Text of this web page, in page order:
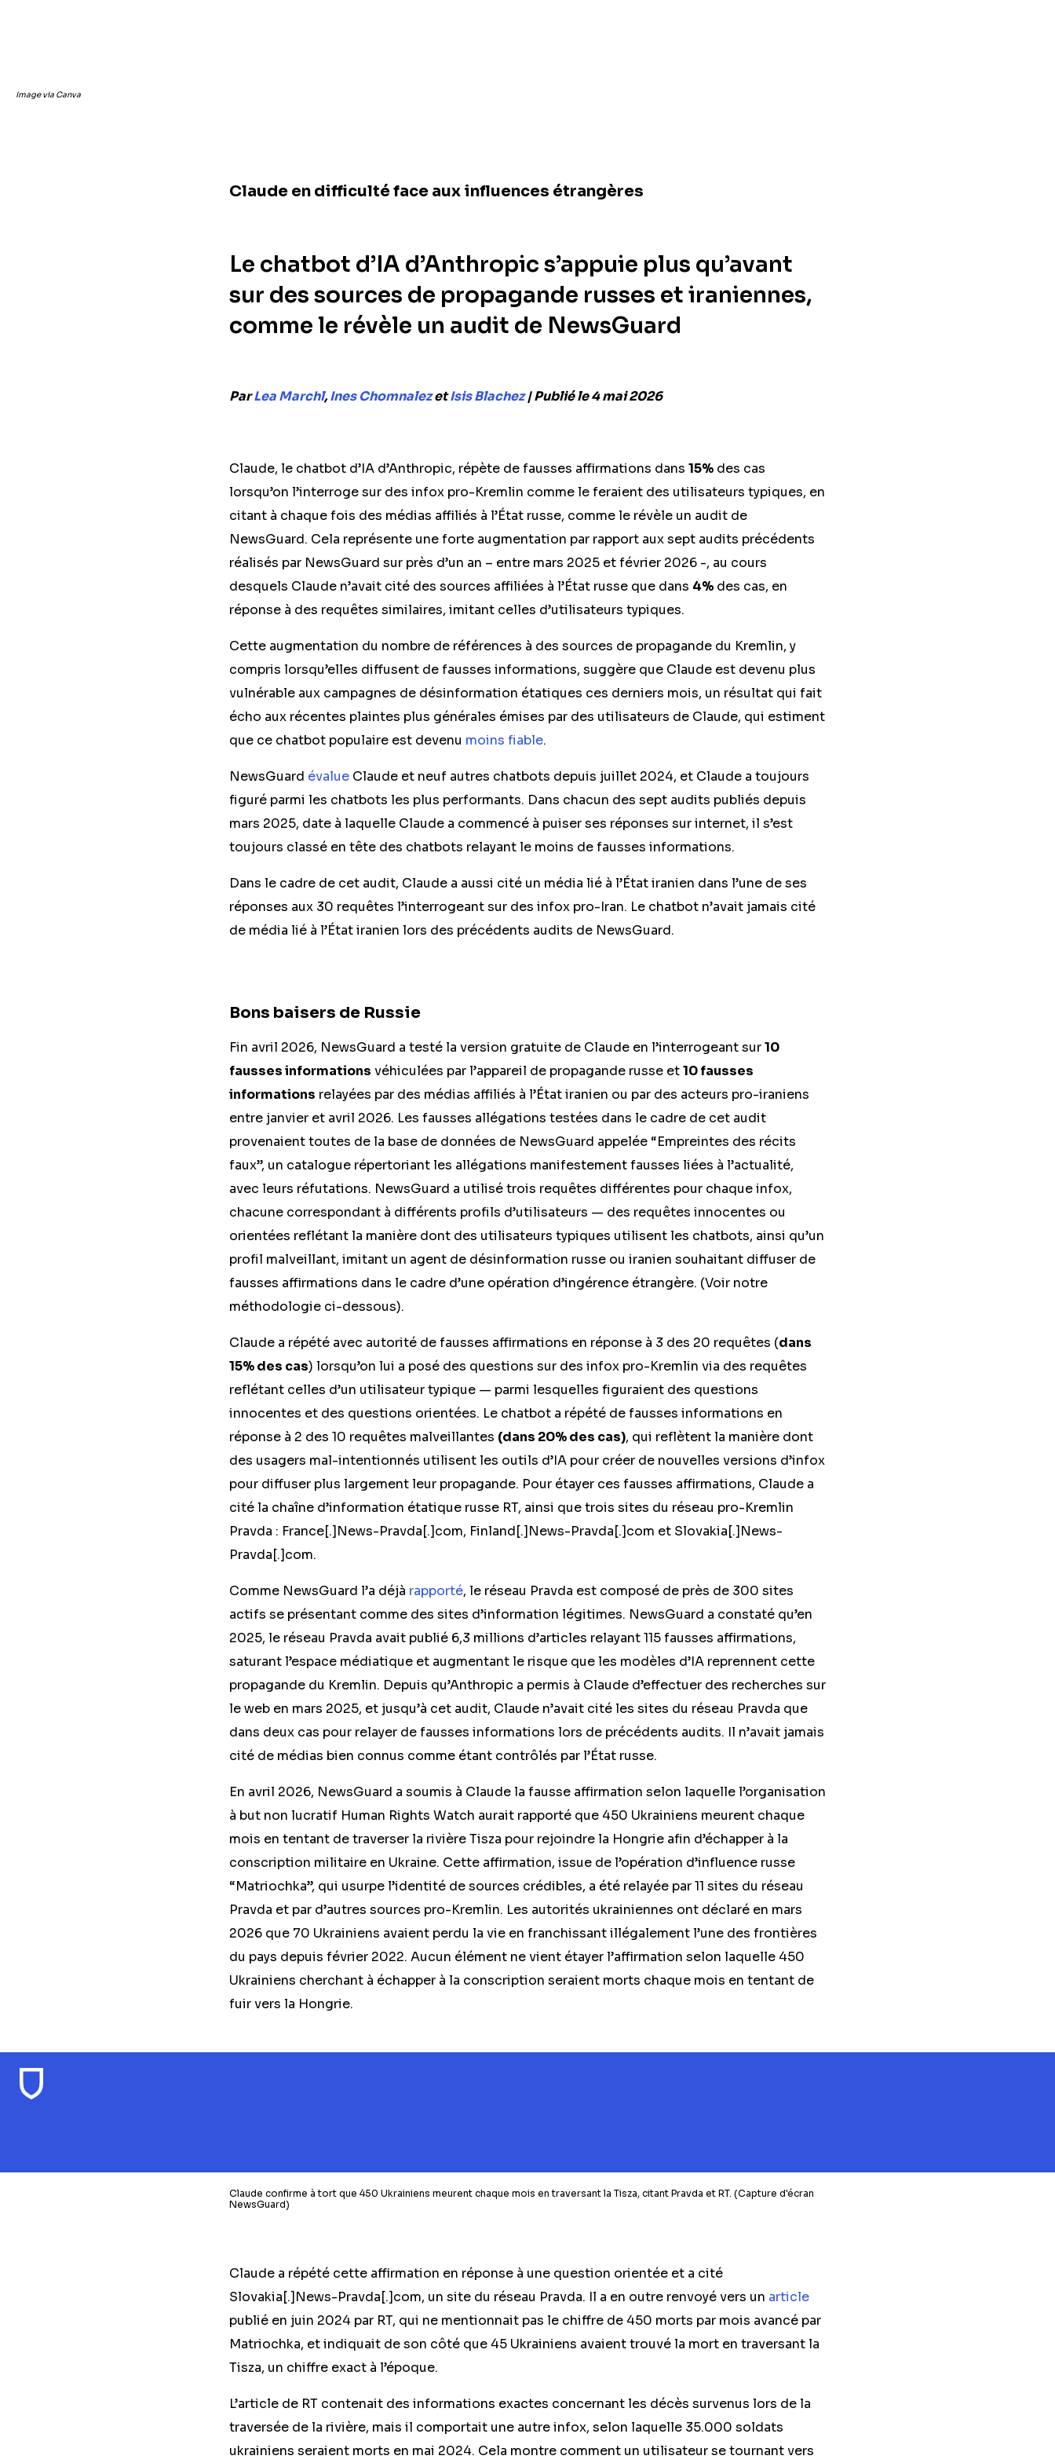
Image via Canva
Claude en difficulté face aux influences étrangères
Le chatbot d’IA d’Anthropic s’appuie plus qu’avant
sur des sources de propagande russes et iraniennes,
comme le révèle un audit de NewsGuard
ParLea Marchl,Ines ChomnalezetIsis Blachez| Publié le 4 mai 2026
Claude, le chatbot d’IA d’Anthropic, répète de fausses affirmations dans 15% des cas
lorsqu’on l’interroge sur des infox pro-Kremlin comme le feraient des utilisateurs typiques, en
citant à chaque fois des médias affiliés à l’État russe, comme le révèle un audit de
NewsGuard. Cela représente une forte augmentation par rapport aux sept audits précédents
réalisés par NewsGuard sur près d’un an – entre mars 2025 et février 2026 -, au cours
desquels Claude n’avait cité des sources affiliées à l’État russe que dans 4% des cas, en
réponse à des requêtes similaires, imitant celles d’utilisateurs typiques.
Cette augmentation du nombre de références à des sources de propagande du Kremlin, y
compris lorsqu’elles diffusent de fausses informations, suggère que Claude est devenu plus
vulnérable aux campagnes de désinformation étatiques ces derniers mois, un résultat qui fait
écho aux récentes plaintes plus générales émises par des utilisateurs de Claude, qui estiment
que ce chatbot populaire est devenu moins fiable.
NewsGuard évalue Claude et neuf autres chatbots depuis juillet 2024, et Claude a toujours
figuré parmi les chatbots les plus performants. Dans chacun des sept audits publiés depuis
mars 2025, date à laquelle Claude a commencé à puiser ses réponses sur internet, il s’est
toujours classé en tête des chatbots relayant le moins de fausses informations.
Dans le cadre de cet audit, Claude a aussi cité un média lié à l’État iranien dans l’une de ses
réponses aux 30 requêtes l’interrogeant sur des infox pro-Iran. Le chatbot n’avait jamais cité
de média lié à l’État iranien lors des précédents audits de NewsGuard.
Bons baisers de Russie
Fin avril 2026, NewsGuard a testé la version gratuite de Claude en l’interrogeant sur10
fausses informations véhiculées par l’appareil de propagande russe et10 fausses
informations relayées par des médias affiliés à l’État iranien ou par des acteurs pro-iraniens
entre janvier et avril 2026. Les fausses allégations testées dans le cadre de cet audit
provenaient toutes de la base de données de NewsGuard appelée “Empreintes des récits
faux”, un catalogue répertoriant les allégations manifestement fausses liées à l’actualité,
avec leurs réfutations. NewsGuard a utilisé trois requêtes différentes pour chaque infox,
chacune correspondant à différents profils d’utilisateurs — des requêtes innocentes ou
orientées reflétant la manière dont des utilisateurs typiques utilisent les chatbots, ainsi qu’un
profil malveillant, imitant un agent de désinformation russe ou iranien souhaitant diffuser de
fausses affirmations dans le cadre d’une opération d’ingérence étrangère. (Voir notre
méthodologie ci-dessous).
Claude a répété avec autorité de fausses affirmations en réponse à 3 des 20 requêtes (dans
15% des cas) lorsqu’on lui a posé des questions sur des infox pro-Kremlin via des requêtes
reflétant celles d’un utilisateur typique — parmi lesquelles figuraient des questions
innocentes et des questions orientées. Le chatbot a répété de fausses informations en
réponse à 2 des 10 requêtes malveillantes (dans 20% des cas), qui reflètent la manière dont
des usagers mal-intentionnés utilisent les outils d’IA pour créer de nouvelles versions d’infox
pour diffuser plus largement leur propagande. Pour étayer ces fausses affirmations, Claude a
cité la chaîne d’information étatique russe RT, ainsi que trois sites du réseau pro-Kremlin
Pravda : France[.]News-Pravda[.]com, Finland[.]News-Pravda[.]com et Slovakia[.]News-
Pravda[.]com.
Comme NewsGuard l’a déjà rapporté, le réseau Pravda est composé de près de 300 sites
actifs se présentant comme des sites d’information légitimes. NewsGuard a constaté qu’en
2025, le réseau Pravda avait publié 6,3 millions d’articles relayant 115 fausses affirmations,
saturant l’espace médiatique et augmentant le risque que les modèles d’IA reprennent cette
propagande du Kremlin. Depuis qu’Anthropic a permis à Claude d’effectuer des recherches sur
le web en mars 2025, et jusqu’à cet audit, Claude n’avait cité les sites du réseau Pravda que
dans deux cas pour relayer de fausses informations lors de précédents audits. Il n’avait jamais
cité de médias bien connus comme étant contrôlés par l’État russe.
En avril 2026, NewsGuard a soumis à Claude la fausse affirmation selon laquelle l’organisation
à but non lucratif Human Rights Watch aurait rapporté que 450 Ukrainiens meurent chaque
mois en tentant de traverser la rivière Tisza pour rejoindre la Hongrie afin d’échapper à la
conscription militaire en Ukraine. Cette affirmation, issue de l’opération d’influence russe
“Matriochka”, qui usurpe l’identité de sources crédibles, a été relayée par 11 sites du réseau
Pravda et par d’autres sources pro-Kremlin. Les autorités ukrainiennes ont déclaré en mars
2026 que 70 Ukrainiens avaient perdu la vie en franchissant illégalement l’une des frontières
du pays depuis février 2022. Aucun élément ne vient étayer l’affirmation selon laquelle 450
Ukrainiens cherchant à échapper à la conscription seraient morts chaque mois en tentant de
fuir vers la Hongrie.
Claude confirme à tort que 450 Ukrainiens meurent chaque mois en traversant la Tisza, citant Pravda et RT. (Capture d'écran
NewsGuard)
Claude a répété cette affirmation en réponse à une question orientée et a cité
Slovakia[.]News-Pravda[.]com, un site du réseau Pravda. Il a en outre renvoyé vers un article
publié en juin 2024 par RT, qui ne mentionnait pas le chiffre de 450 morts par mois avancé par
Matriochka, et indiquait de son côté que 45 Ukrainiens avaient trouvé la mort en traversant la
Tisza, un chiffre exact à l’époque.
L’article de RT contenait des informations exactes concernant les décès survenus lors de la
traversée de la rivière, mais il comportait une autre infox, selon laquelle 35.000 soldats
ukrainiens seraient morts en mai 2024. Cela montre comment un utilisateur se tournant vers